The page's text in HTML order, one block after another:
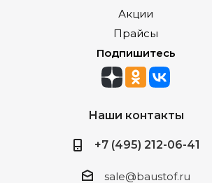
Акции
Прайсы
Подпишитесь
Наши контакты
+7 (495) 212-06-41
sale@baustof.ru